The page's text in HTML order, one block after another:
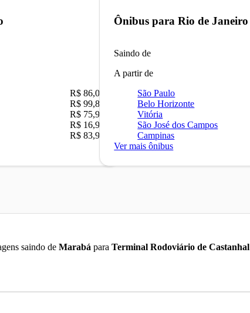
R$ 86,00
R$ 99,89
R$ 75,90
R$ 16,90
R$ 83,90
Ônibus paraRio de Janeiro
Saindo de
A partir de
São Paulo
Belo Horizonte
Vitória
São José dos Campos
Campinas
Ver mais ônibus
saindo de Marabá para Terminal Rodoviário de Castanhal